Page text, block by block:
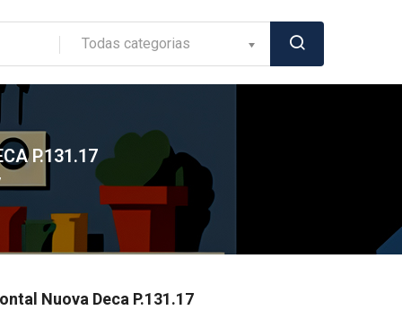
Todas categorias
P.131.17
Nuova Deca P.131.17